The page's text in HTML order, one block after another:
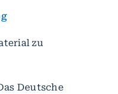
zu
Deutsche